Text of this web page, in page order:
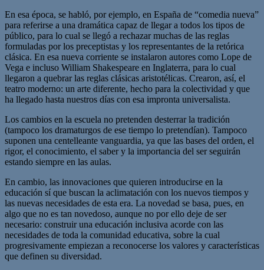
En esa época, se habló, por ejemplo, en España de “comedia nueva”
para referirse a una dramática capaz de llegar a todos los tipos de
público, para lo cual se llegó a rechazar muchas de las reglas
formuladas por los preceptistas y los representantes de la retórica
clásica. En esa nueva corriente se instalaron autores como Lope de
Vega e incluso William Shakespeare en Inglaterra, para lo cual
llegaron a quebrar las reglas clásicas aristotélicas. Crearon, así, el
teatro moderno: un arte diferente, hecho para la colectividad y que
ha llegado hasta nuestros días con esa impronta universalista.
Los cambios en la escuela no pretenden desterrar la tradición
(tampoco los dramaturgos de ese tiempo lo pretendían). Tampoco
suponen una centelleante vanguardia, ya que las bases del orden, el
rigor, el conocimiento, el saber y la importancia del ser seguirán
estando siempre en las aulas.
En cambio, las innovaciones que quieren introducirse en la
educación sí que buscan la aclimatación con los nuevos tiempos y
las nuevas necesidades de esta era. La novedad se basa, pues, en
algo que no es tan novedoso, aunque no por ello deje de ser
necesario: construir una educación inclusiva acorde con las
necesidades de toda la comunidad educativa, sobre la cual
progresivamente empiezan a reconocerse los valores y características
que definen su diversidad.